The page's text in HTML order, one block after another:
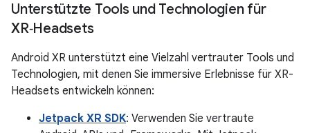
Unterstützte Tools und Technologien für
XR‑Headsets
Android XR unterstützt eine Vielzahl vertrauter Tools und
Technologien, mit denen Sie immersive Erlebnisse für XR-
Headsets entwickeln können:
Jetpack XR SDK: Verwenden Sie vertraute